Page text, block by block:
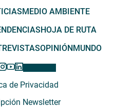
MEDIO AMBIENTE
HOJA DE RUTA
OPINIÓNMUNDO
de Privacidad
Newsletter